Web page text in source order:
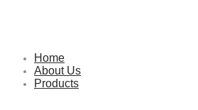
Home
About Us
Products